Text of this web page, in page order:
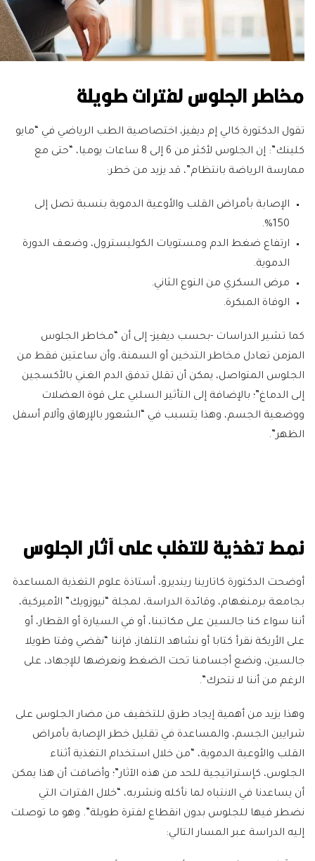
مخاطر الجلوس لفترات طويلة
تقول الدكتورة كالي إم ديفيز، اختصاصية الطب الرياضي في “مايو
كلينك”: إن الجلوس لأكثر من 6 إلى 8 ساعات يوميا، “حتى مع
ممارسة الرياضة بانتظام”، قد يزيد من خطر:
الإصابة بأمراض القلب والأوعية الدموية بنسبة تصل إلى
150%.
ارتفاع ضغط الدم ومستويات الكوليسترول، وضعف الدورة
الدموية.
مرض السكري من النوع الثاني.
الوفاة المبكرة.
كما تشير الدراسات -بحسب ديفيز- إلى أن “مخاطر الجلوس
المزمن تعادل مخاطر التدخين أو السمنة، وأن ساعتين فقط من
الجلوس المتواصل، يمكن أن تقلل تدفق الدم الغني بالأكسجين
إلى الدماغ”؛ بالإضافة إلى التأثير السلبي على قوة العضلات
ووضعية الجسم، وهذا يتسبب في “الشعور بالإرهاق وآلام أسفل
الظهر”.
نمط تغذية للتغلب على آثار الجلوس
أوضحت الدكتورة كاتارينا رينديرو، أستاذة علوم التغذية المساعدة
بجامعة برمنغهام، وقائدة الدراسة، لمجلة “نيوزويك” الأميركية،
أننا سواء كنا جالسين على مكاتبنا، أو في السيارة أو القطار، أو
على الأريكة نقرأ كتابا أو نشاهد التلفاز، فإننا “نقضي وقتا طويلا
جالسين، ونضع أجسامنا تحت الضغط ونعرضها للإجهاد، على
الرغم من أننا لا نتحرك”.
وهذا يزيد من أهمية إيجاد طرق للتخفيف من مضار الجلوس على
شرايين الجسم، والمساعدة في تقليل خطر الإصابة بأمراض
القلب والأوعية الدموية، “من خلال استخدام التغذية أثناء
الجلوس، كإستراتيجية للحد من هذه الآثار”؛ وأضافت أن هذا يمكن
أن يساعدنا في الانتباه لما نأكله ونشربه، “خلال الفترات التي
نضطر فيها للجلوس بدون انقطاع لفترة طويلة”. وهو ما توصلت
إليه الدراسة عبر المسار التالي: